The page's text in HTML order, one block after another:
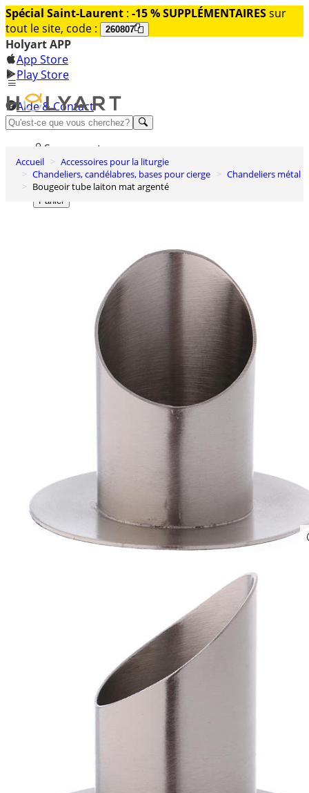
Spécial Saint-Laurent : -15 % SUPPLÉMENTAIRESsur
tout le site, code :
260807
Holyart APP
App Store
Play Store
Aide & Contact
Découvrez Premium
Se connecter
Liste des envies
0
Panier
Accueil
Accessoires pour la liturgie
Chandeliers, candélabres, bases pour cierge
Chandeliers métal
Bougeoir tube laiton mat argenté